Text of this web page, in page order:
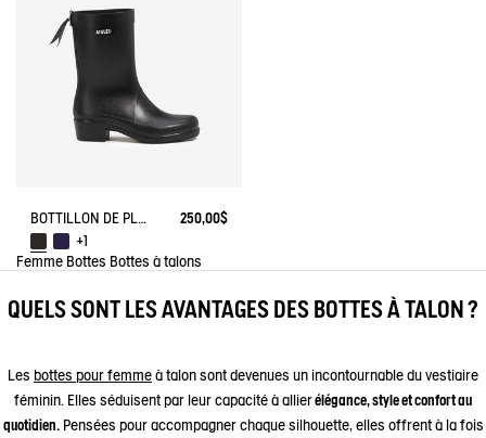
BOTTILLON DE PLUIE MYRICA
250,00$
+1
Femme Bottes Bottes à talons
QUELS SONT LES AVANTAGES DES BOTTES À TALON ?
Les bottes pour femme à talon sont devenues un incontournable du vestiaire
féminin. Elles séduisent par leur capacité à allierélégance, style et confort au
quotidien.Pensées pour accompagner chaque silhouette, elles offrent à la fois